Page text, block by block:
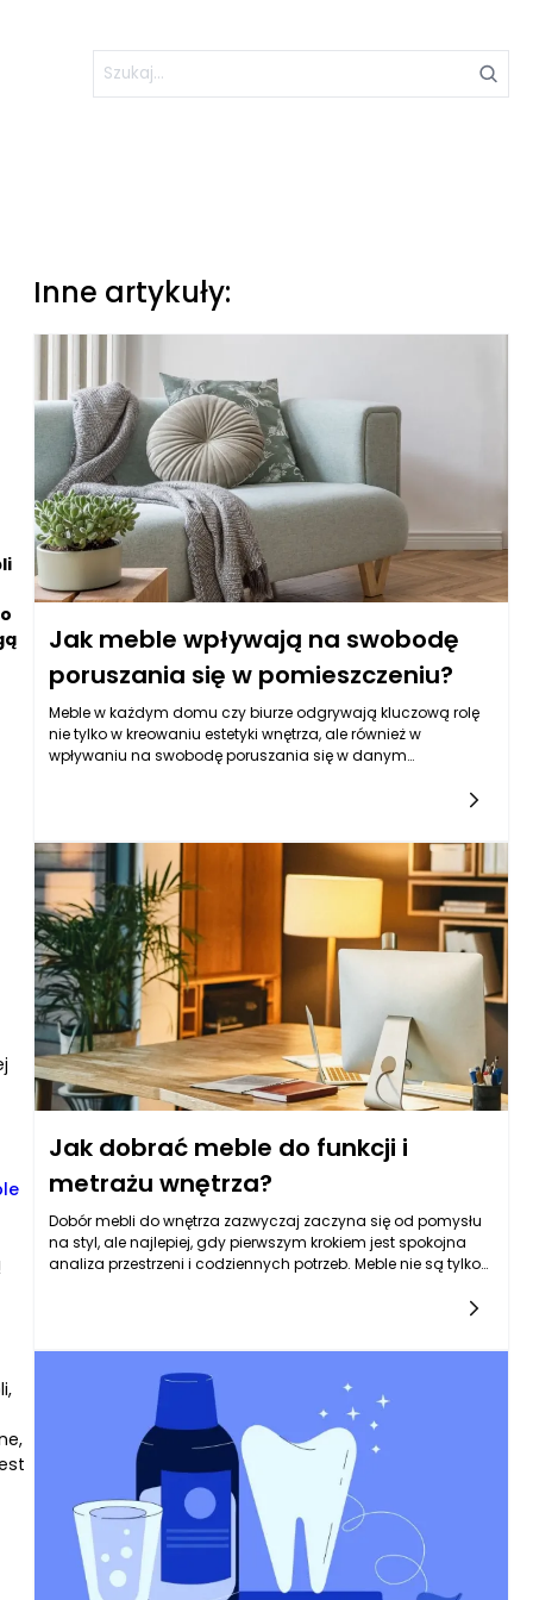
Inne artykuły:
Jak meble wpływają na swobodę
poruszania się w pomieszczeniu?
Meble w każdym domu czy biurze odgrywają kluczową rolę
nie tylko w kreowaniu estetyki wnętrza, ale również w
wpływaniu na swobodę poruszania się w danym
związku z tym, zrozumienie, jak konkretne elementy
wyposażenia wpływają na przestrzeń, w której się znajdują,
staje się niezwykle istotne. Odpowiednio dobrane meble nie
tylko spełniają swoje podstawowe funkcje, ale także tworzą
otoczenie sprzyjające swobodzie ruchu.
Jak dobrać meble do funkcji i
metrażu wnętrza?
Dobór mebli do wnętrza zazwyczaj zaczyna się od pomysłu
na styl, ale najlepiej, gdy pierwszym krokiem jest spokojna
analiza przestrzeni i codziennych potrzeb. Meble nie są tylko
praktyce warto spojrzeć na pomieszczenie jak na scenę z
konkretnymi „zadaniami”: odpoczynek, praca,
przechowywanie, wspólne posiłki, a czasem także zabawa
dzieci czy przyjmowanie gości. Kiedy te funkcje są jasno
nazwane, łatwiej dobrać meble tak, aby nie przeszkadzały w
codziennym rytmie. Równie ważny jest metraż i proporcje – w
małym mieszkaniu zbyt masywne meble zabierają
przestrzeń wizualnie i komunikacyjnie, a w dużym wnętrzu
zbyt drobne meble potrafią „zgubić się” i wprowadzić
wrażenie przypadkowości. Dobrą zasadą jest planowanie
układu mebli od największych elementów, bo one
wyznaczają strefy i przejścia. Warto też myśleć o spójności: